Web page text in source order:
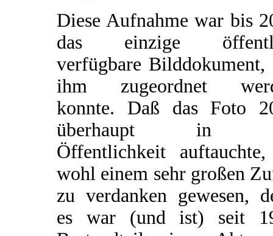
Diese Aufnahme war bis
das einzige
verfügbare Bilddokument,
ihm zugeordnet
konnte. Daß das Foto
überhaupt in
Öffentlichkeit
wohl einem sehr großen
zu verdanken gewesen,
es war (und ist) seit